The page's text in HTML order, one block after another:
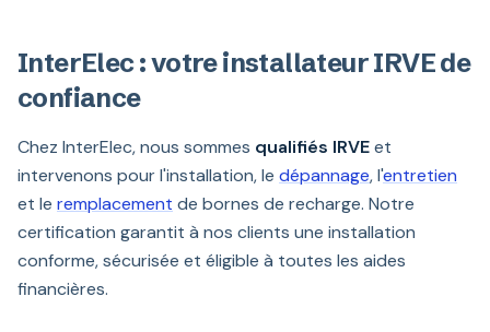
InterElec : votre installateur IRVE de
confiance
Chez InterElec, nous sommes qualifiés IRVEet
intervenons pour l'installation, le dépannage, l'entretien
et le remplacement de bornes de recharge. Notre
certification garantit à nos clients une installation
conforme, sécurisée et éligible à toutes les aides
financières.